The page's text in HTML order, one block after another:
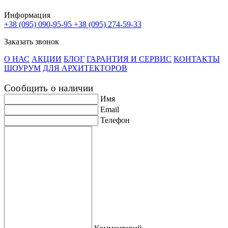
Информация
+38 (095) 090-95-95 +38 (095) 274-59-33
Заказать звонок
О НАС АКЦИИ БЛОГ ГАРАНТИЯ И СЕРВИС КОНТАКТЫ
ШОУРУМ ДЛЯ АРХИТЕКТОРОВ
Сообщить о наличии
Имя
Email
Телефон